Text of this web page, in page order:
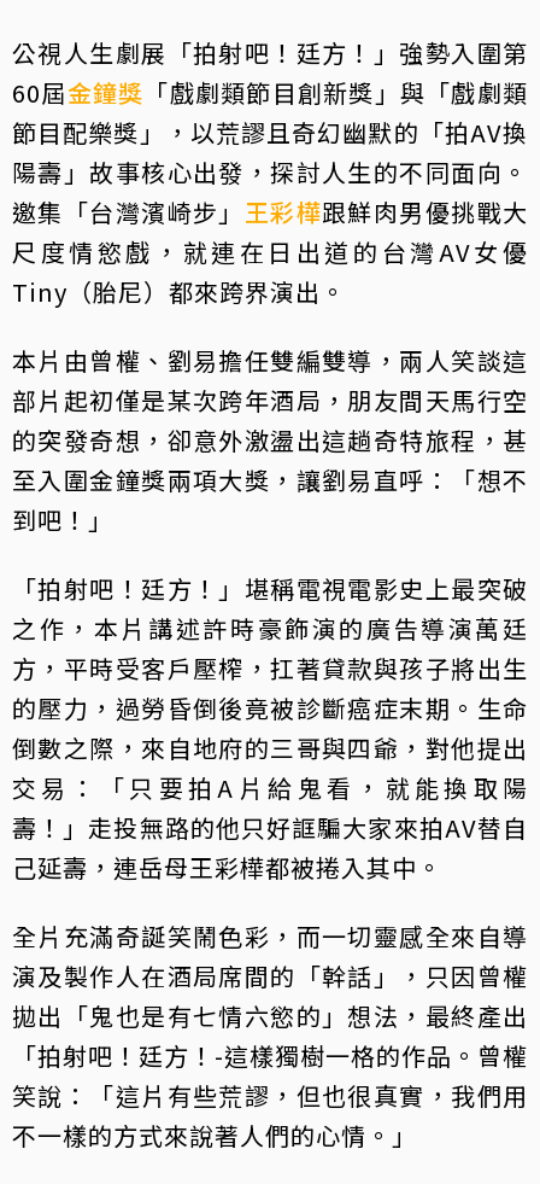
公視人生劇展「拍射吧！廷方！」強勢入圍第
60屆金鐘獎 「戲劇類節目創新獎」與「戲劇類
節目配樂獎」，以荒謬且奇幻幽默的「拍AV換
陽壽」故事核心出發，探討人生的不同面向。
邀集「台灣濱崎步」 王彩樺跟鮮肉男優挑戰大
尺度情慾戲，就連在日出道的台灣AV女優
Tiny（胎尼）都來跨界演出。
本片由曾權、劉易擔任雙編雙導，兩人笑談這
部片起初僅是某次跨年酒局，朋友間天馬行空
的突發奇想，卻意外激盪出這趟奇特旅程，甚
至入圍金鐘獎兩項大獎，讓劉易直呼：「想不
到吧！」
「拍射吧！廷方！」堪稱電視電影史上最突破
之作，本片講述許時豪飾演的廣告導演萬廷
方，平時受客戶壓榨，扛著貸款與孩子將出生
的壓力，過勞昏倒後竟被診斷癌症末期。生命
倒數之際，來自地府的三哥與四爺，對他提出
交易：「只要拍A片給鬼看，就能換取陽
壽！」走投無路的他只好誆騙大家來拍AV替自
己延壽，連岳母王彩樺都被捲入其中。
全片充滿奇誕笑鬧色彩，而一切靈感全來自導
演及製作人在酒局席間的「幹話」，只因曾權
拋出「鬼也是有七情六慾的」想法，最終產出
「拍射吧！廷方！-這樣獨樹一格的作品。曾權
笑說：「這片有些荒謬，但也很真實，我們用
不一樣的方式來說著人們的心情。」